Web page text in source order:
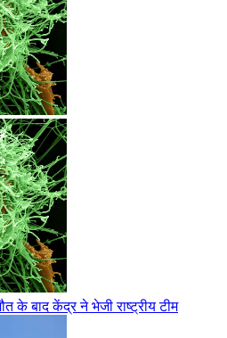
के बाद केंद्र ने भेजी राष्ट्रीय टीम